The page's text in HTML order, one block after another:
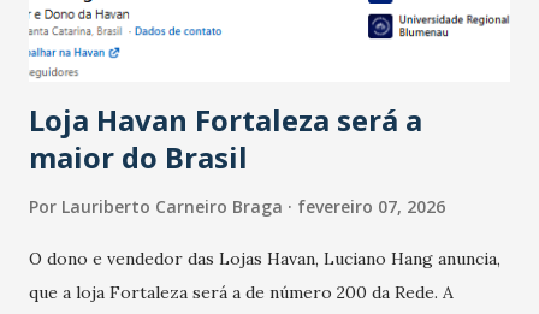
do observado no mês anterior. Outros 1% não existiam em
novembro. Em relação a outubro, o faturamento também
Loja Havan Fortaleza será a
maior do Brasil
Por Lauriberto Carneiro Braga fevereiro 07, 2026
O dono e vendedor das Lojas Havan, Luciano Hang anuncia,
que a loja Fortaleza será a de número 200 da Rede. A